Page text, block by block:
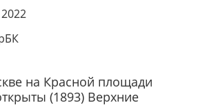
на Красной площади
(1893) Верхние